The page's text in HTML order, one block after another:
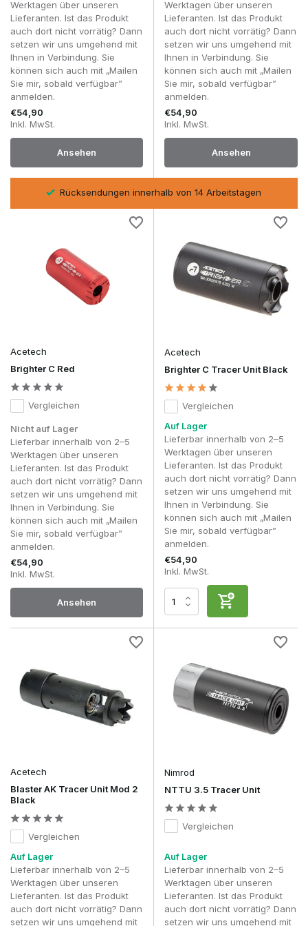
Regelmäßiges Aufladen oder Auswechseln der Batterie sorgt
für optimale Funktionalität und Lebensdauer.
Häufig gestellte Fragen
Funktioniert eine Tracer-Einheit mit normalen BBs?
Nein, nur Tracer-BBs leuchten.
Beeinflusst eine Tracer-Einheit die Präzision?
Nein, bei korrekter Montage bleibt die Genauigkeit erhalten.
Ist eine Tracer-Einheit für jede Replik geeignet?
Ja, sofern der Gewindetyp übereinstimmt.
Kann ich eine Tracer-Einheit mit einem Schalldämpfer
Ja, einige Modelle vereinen beide Funktionen in einem
Mit einerTracer-Einheit
verleihst du jedem Airsoft-Skirm
Sichtbarkeit, Kontrolle und realistisches Feedback.
Werktagen über unseren
Lieferanten. Ist das Produkt
auch dort nicht vorrätig? Dann
setzen wir uns umgehend mit
Ihnen in Verbindung. Sie
können sich auch mit „Mailen
Sie mir, sobald verfügbar”
anmelden.
€54,90
Inkl. MwSt.
Ansehen
Werktagen über unseren
Lieferanten. Ist das Produkt
auch dort nicht vorrätig? Dann
setzen wir uns umgehend mit
Ihnen in Verbindung. Sie
können sich auch mit „Mailen
Sie mir, sobald verfügbar”
anmelden.
€54,90
Inkl. MwSt.
Ansehen
Rücksendungen innerhalb von 14 Arbeitstagen
Acetech
Brighter C Red
Vergleichen
Nicht auf Lager
Lieferbar innerhalb von 2–5
Werktagen über unseren
Lieferanten. Ist das Produkt
auch dort nicht vorrätig? Dann
setzen wir uns umgehend mit
Ihnen in Verbindung. Sie
können sich auch mit „Mailen
Sie mir, sobald verfügbar”
anmelden.
€54,90
Inkl. MwSt.
Ansehen
Acetech
Brighter C Tracer Unit Black
Vergleichen
Auf Lager
Lieferbar innerhalb von 2–5
Werktagen über unseren
Lieferanten. Ist das Produkt
auch dort nicht vorrätig? Dann
setzen wir uns umgehend mit
Ihnen in Verbindung. Sie
können sich auch mit „Mailen
Sie mir, sobald verfügbar”
anmelden.
€54,90
Inkl. MwSt.
Acetech
Blaster AK Tracer Unit Mod 2
Black
Vergleichen
Auf Lager
Lieferbar innerhalb von 2–5
Werktagen über unseren
Lieferanten. Ist das Produkt
auch dort nicht vorrätig? Dann
setzen wir uns umgehend mit
Nimrod
NTTU 3.5 Tracer Unit
Vergleichen
Auf Lager
Lieferbar innerhalb von 2–5
Werktagen über unseren
Lieferanten. Ist das Produkt
auch dort nicht vorrätig? Dann
setzen wir uns umgehend mit